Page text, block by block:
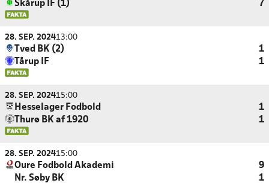
Skårup IF (1)
7
28. SEP. 202413:00
Tved BK (2)
1
Tårup IF
1
28. SEP. 202415:00
Hesselager Fodbold
1
Thurø BK af 1920
1
28. SEP. 202415:00
Oure Fodbold Akademi
9
Nr. Søby BK
1